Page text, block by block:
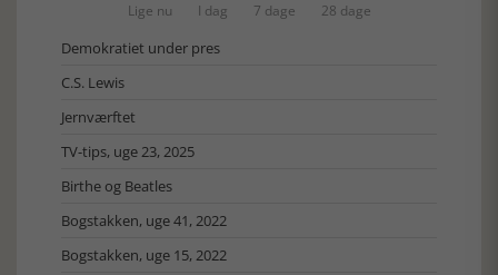
Lige nu I dag 7 dage 28 dage
Demokratiet under pres
C.S. Lewis
Jernværftet
TV-tips, uge 23, 2025
Birthe og Beatles
Bogstakken, uge 41, 2022
Bogstakken, uge 15, 2022